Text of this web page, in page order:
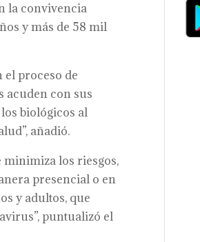
la convivencia
y más de 58 mil
el proceso de
acuden con sus
biológicos al
añadió.
los riesgos,
presencial o en
y adultos, que
puntualizó el